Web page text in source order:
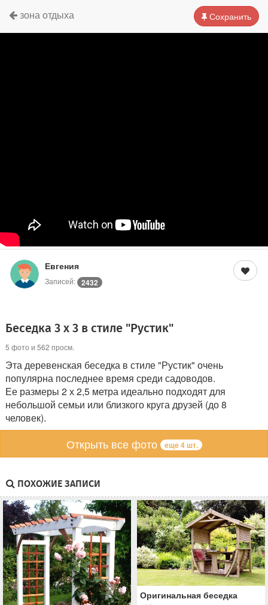
Сохранить
зона отдыха
Евгения
Записей: 2432
Беседка 3 х 3 в стиле "Рустик"
5 фото и 562 просм.
Эта деревенская беседка в стиле "Рустик" очень
популярна последнее время среди садоводов.
Ее размеры 2 х 2,5 метра идеально подходят для
небольшой семьи или близкого круга друзей (до 8
человек).
Открыть все фото еще 4 шт.
ПОХОЖИЕ ЗАПИСИ
Оригинальная беседка